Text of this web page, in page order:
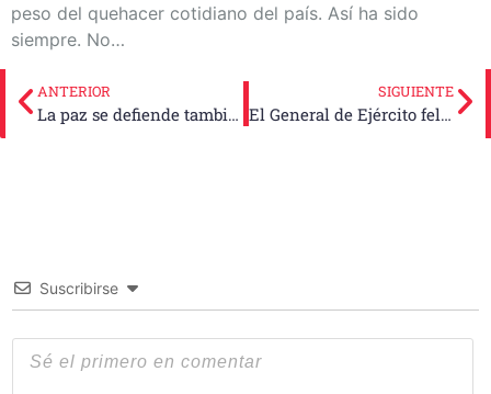
peso del quehacer cotidiano del país. Así ha sido
siempre. No…
ANTERIOR
La paz se defiende también desde el conocimiento de la realidad
SIGUIENTE
El General de Ejército felicita al INRE en su aniversario 45
Suscribirse